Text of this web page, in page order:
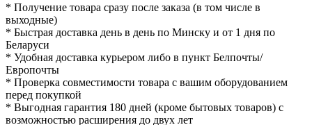
* Получение товара сразу после заказа (в том числе в
выходные)
* Быстрая доставка день в день по Минску и от 1 дня по
Беларуси
* Удобная доставка курьером либо в пункт Белпочты/
Европочты
* Проверка совместимости товара с вашим оборудованием
перед покупкой
* Выгодная гарантия 180 дней (кроме бытовых товаров) с
возможностью расширения до двух лет